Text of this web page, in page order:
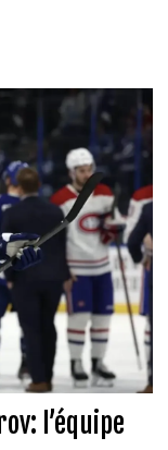
l’équipe